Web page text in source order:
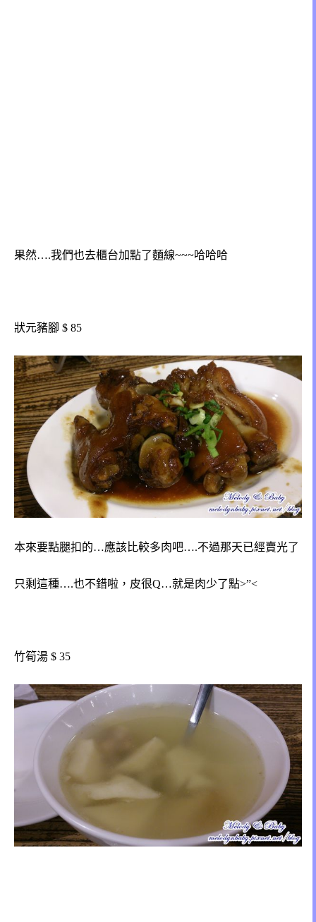
果然….我們也去櫃台加點了麵線~~~哈哈哈
狀元豬腳 $ 85
本來要點腿扣的…應該比較多肉吧….不過那天已經賣光了
只剩這種….也不錯啦，皮很Q…就是肉少了點>”<
竹筍湯 $ 35